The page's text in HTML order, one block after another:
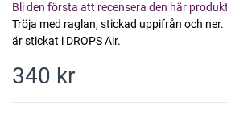
Bli den första att recensera den här
Tröja med raglan, stickad uppifrån och ner.
är stickat i DROPS Air.
340 kr